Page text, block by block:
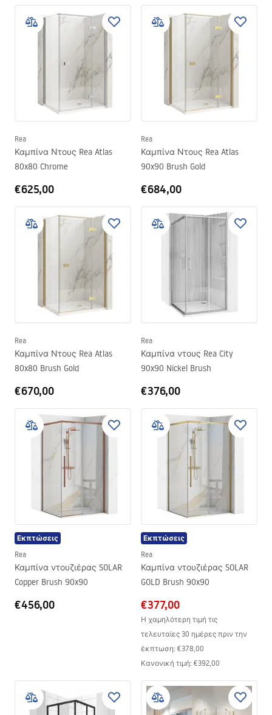
Rea
Καμπίνα Ντους Rea Atlas
80x80 Chrome
€625,00
Rea
Καμπίνα Ντους Rea Atlas
90x90 Brush Gold
€684,00
Rea
Καμπίνα Ντους Rea Atlas
80x80 Brush Gold
€670,00
Rea
Καμπίνα ντους Rea City
90x90 Nickel Brush
€376,00
Εκπτώσεις
Rea
Καμπίνα ντουζιέρας SOLAR
Copper Brush 90x90
€456,00
Εκπτώσεις
Rea
Καμπίνα ντουζιέρας SOLAR
GOLD Brush 90x90
€377,00
Η χαμηλότερη τιμή τις
τελευταίες 30 ημέρες πριν την
έκπτωση: €378,00
Κανονική τιμή: €392,00